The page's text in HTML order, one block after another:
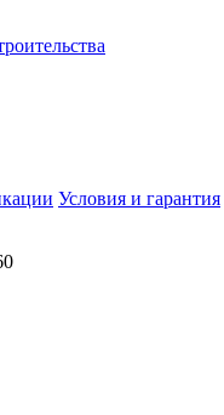
Условия и гарантия